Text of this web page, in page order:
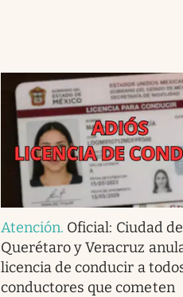
Atención. Oficial: Ciudad
Querétaro y Veracruz
licencia de conducir a
conductores que cometen